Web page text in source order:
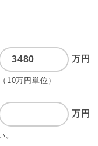
万円
（10万円単位）
万円
。